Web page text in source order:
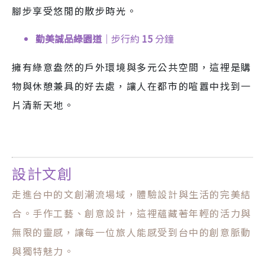
腳步享受悠閒的散步時光。
勤美誠品綠園道｜步行約 15 分鐘
擁有綠意盎然的戶外環境與多元公共空間，這裡是購
物與休憩兼具的好去處，讓人在都市的喧囂中找到一
片清新天地。
設計文創
走進台中的文創潮流場域，體驗設計與生活的完美結
合。手作工藝、創意設計，這裡蘊藏著年輕的活力與
無限的靈感，讓每一位旅人能感受到台中的創意脈動
與獨特魅力。